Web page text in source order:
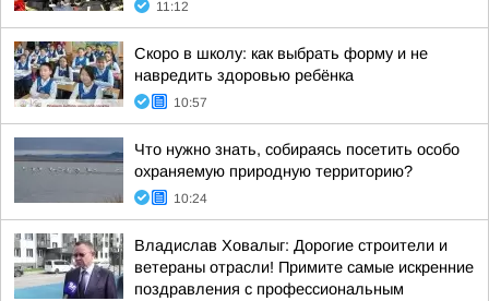
11:12
Скоро в школу: как выбрать форму и не
навредить здоровью ребёнка
10:57
Что нужно знать, собираясь посетить особо
охраняемую природную территорию?
10:24
Владислав Ховалыг: Дорогие строители и
ветераны отрасли! Примите самые искренние
поздравления с профессиональным